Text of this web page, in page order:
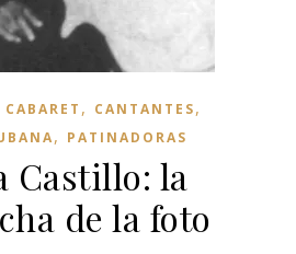
CABARET , CANTANTES,
, PATINADORAS
Castillo: la
de la foto